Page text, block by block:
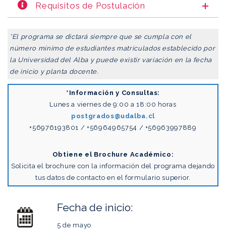
Requisitos de Postulación
*El programa se dictará siempre que se cumpla con el
número mínimo de estudiantes matriculados establecido por
la Universidad del Alba y puede existir variación en la fecha
de inicio y planta docente.
*Información y Consultas:
Lunes a viernes de 9:00 a 18:00 horas
postgrados@udalba.cl
+56976193801 / +56964965754 / +56963997889
Obtiene el Brochure Académico:
Solicita el brochure con la información del programa dejando
tus datos de contacto en el formulario superior.
Fecha de inicio:
5 de mayo